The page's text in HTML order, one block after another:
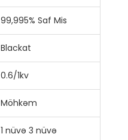
99,995% Saf Mis
Blackat
0.6/1kv
Möhkəm
1 nüvə 3 nüvə